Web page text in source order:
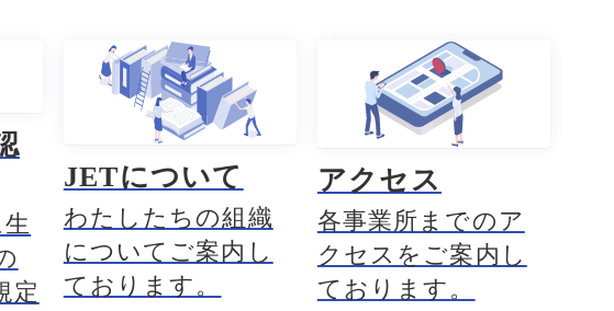
定
JETについて
わたしたちの組織
についてご案内し
ております。
アクセス
各事業所までのア
クセスをご案内し
ております。